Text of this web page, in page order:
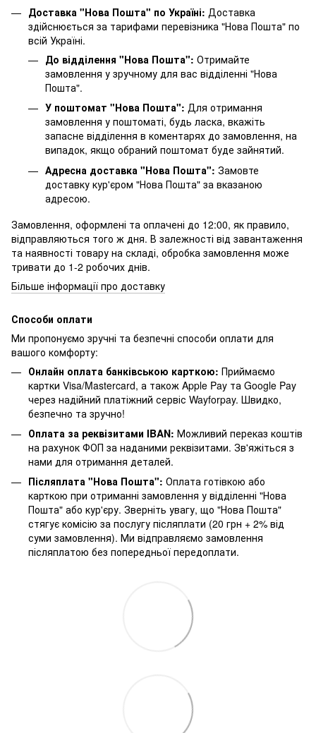
Доставка "Нова Пошта" по Україні: Доставка
здійснюється за тарифами перевізника "Нова Пошта" по
всій Україні.
До відділення "Нова Пошта": Отримайте
замовлення у зручному для вас відділенні "Нова
Пошта".
У поштомат "Нова Пошта": Для отримання
замовлення у поштоматі, будь ласка, вкажіть
запасне відділення в коментарях до замовлення, на
випадок, якщо обраний поштомат буде зайнятий.
Адресна доставка "Нова Пошта": Замовте
доставку кур'єром "Нова Пошта" за вказаною
адресою.
Замовлення, оформлені та оплачені до 12:00, як правило,
відправляються того ж дня. В залежності від завантаження
та наявності товару на складі, обробка замовлення може
тривати до 1-2 робочих днів.
Більше інформації про доставку
Способи оплати
Ми пропонуємо зручні та безпечні способи оплати для
вашого комфорту:
Онлайн оплата банківською карткою: Приймаємо
картки Visa/Mastercard, а також Apple Pay та Google Pay
через надійний платіжний сервіс Wayforpay. Швидко,
безпечно та зручно!
Оплата за реквізитами IBAN: Можливий переказ коштів
на рахунок ФОП за наданими реквізитами. Зв'яжіться з
нами для отримання деталей.
Післяплата "Нова Пошта": Оплата готівкою або
карткою при отриманні замовлення у відділенні "Нова
Пошта" або кур'єру. Зверніть увагу, що "Нова Пошта"
стягує комісію за послугу післяплати (20 грн + 2% від
суми замовлення). Ми відправляємо замовлення
післяплатою без попередньої передоплати.